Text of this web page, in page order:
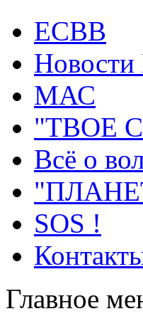
ECВB
МАС
"ТВОЕ
Всё о
SOS !
Главное